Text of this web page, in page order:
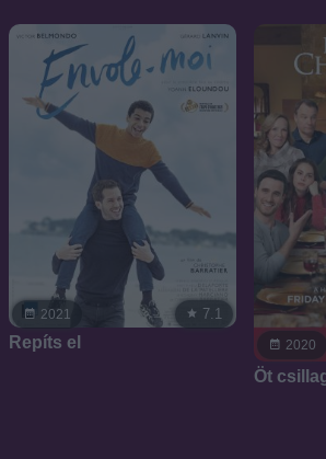
2021 7.1
Repíts el 2020
Öt